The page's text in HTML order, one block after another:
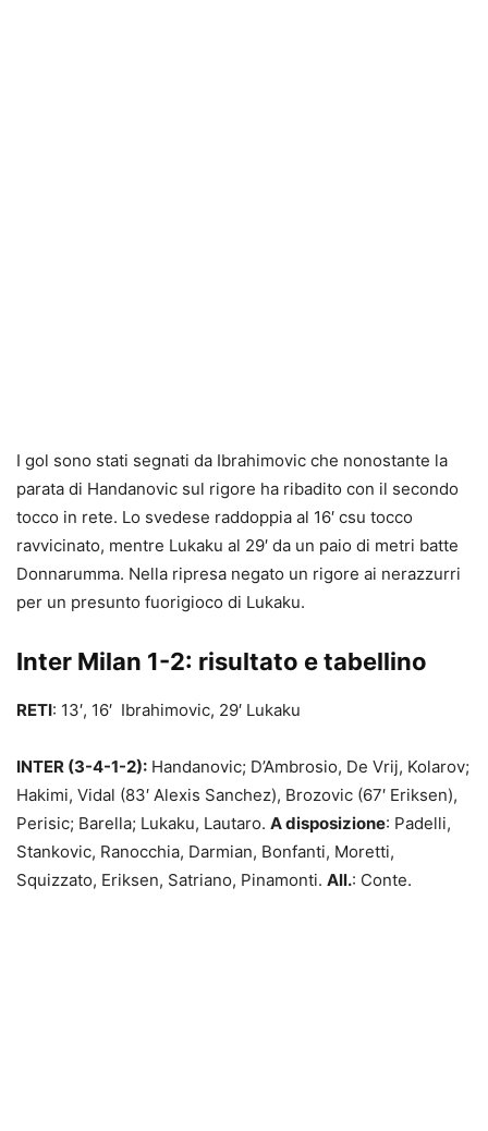
I gol sono stati segnati da Ibrahimovic che nonostante la
parata di Handanovic sul rigore ha ribadito con il secondo
tocco in rete. Lo svedese raddoppia al 16′ csu tocco
ravvicinato, mentre Lukaku al 29′ da un paio di metri batte
Donnarumma. Nella ripresa negato un rigore ai nerazzurri
per un presunto fuorigioco di Lukaku.
Inter Milan 1-2: risultato e tabellino
RETI: 13′, 16′ Ibrahimovic, 29′ Lukaku
INTER (3-4-1-2): Handanovic; D’Ambrosio, De Vrij, Kolarov;
Hakimi, Vidal (83′ Alexis Sanchez), Brozovic (67′ Eriksen),
Perisic; Barella; Lukaku, Lautaro. A disposizione: Padelli,
Stankovic, Ranocchia, Darmian, Bonfanti, Moretti,
Squizzato, Eriksen, Satriano, Pinamonti. All.: Conte.